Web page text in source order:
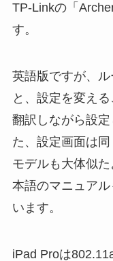
TP-Linkの「
す。
英語版ですが、
と、設定を変え
翻訳しながら設
た、設定画面は
モデルも大体似
本語のマニュア
います。
iPad Proは